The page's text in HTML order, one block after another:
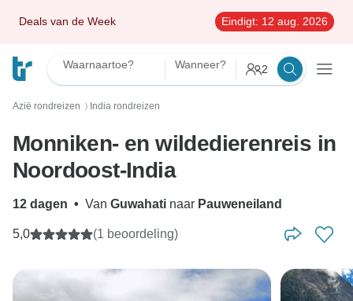
Deals van de Week Eindigt: 12 aug. 2026
Waarnaartoe? Wanneer? 2
Azië rondreizen 〉 India rondreizen
Monniken- en wildedierenreis in
Noordoost-India
12 dagen • Van Guwahati naar Pauweneiland
5,0 (1 beoordeling)